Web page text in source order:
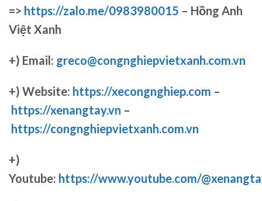
=> https://zalo.me/0983980015 – Hồng Anh
Việt Xanh
+) Email: greco@congnghiepvietxanh.com.vn
+) Website: https://xecongnghiep.com –
https://xenangtay.vn –
https://congnghiepvietxanh.com.vn
+)
Youtube: https://www.youtube.com/